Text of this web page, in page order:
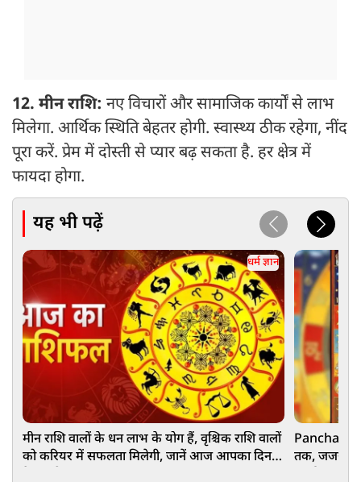
12. मीन राशि: नए विचारों और सामाजिक कार्यों से लाभ
मिलेगा. आर्थिक स्थिति बेहतर होगी. स्वास्थ्य ठीक रहेगा, नींद
पूरा करें. प्रेम में दोस्ती से प्यार बढ़ सकता है. हर क्षेत्र में
फायदा होगा.
यह भी पढ़ें
धर्म ज्ञान
मीन राशि वालों के धन लाभ के योग हैं, वृश्चिक राशि वालों
को करियर में सफलता मिलेगी, जानें आज आपका दिन
Panchang
तक, जजया-